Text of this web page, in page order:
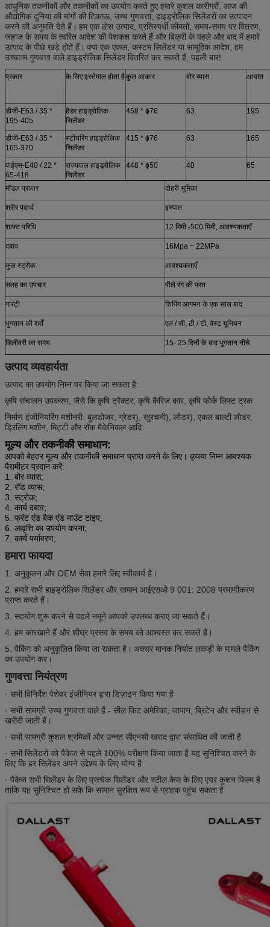
आधुनिक तकनीकों और तकनीकों का उपयोग करते हुए हमारे कुशल कारीगरों, आज की
औद्योगिक दुनिया की मांगों की टिकाऊ, उच्च गुणवत्ता, हाइड्रोलिक सिलेंडरों का उत्पादन
करने की अनुमति देते हैं। हम एक ठोस उत्पाद, प्रतिस्पर्धी कीमतों, समय-समय पर वितरण,
जहाज के समय के त्वरित आदेश की पेशकश करते हैं और बिक्री के पहले और बाद में हमारे
उत्पाद के पीछे खड़े होते हैं। क्या एक एकल, कस्टम सिलेंडर या सामूहिक आदेश, हम
उच्चतम गुणवत्ता वाले हाइड्रोलिक सिलेंडर वितरित कर सकते हैं, पहली बार!
प्रकार के लिए इस्तेमाल होता हैकुल आकार बोर व्यास आघात
डीजी-E63 / 35 *
195-405
हैडर हाइड्रोलिक
सिलेंडर
458 * ɸ76 63 195
डीजी-E63 / 35 *
165-370
स्टीयरिंग हाइड्रोलिक
सिलेंडर
415 * ɸ76 63 165
वाईएस-E40 / 22 * ​​
65-418
राज्यपाल हाइड्रोलिक
सिलेंडर
448 * ɸ50 40 65
मॉडल प्रकार दोहरी भूमिका
शरीर पदार्थ इस्पात
शाफ्ट परिधि 12 मिमी -500 मिमी, आवश्यकताएँ
दबाव 16Mpa ~ 22MPa
कुल स्ट्रोक आवश्यकताएँ
सतह का उपचार पीले रंग की परत
गारंटी शिपिंग आगमन के एक साल बाद
भुगतान की शर्तें एल / सी, टी / टी, वेस्ट यूनियन
डिलीवरी का समय 15- 25 दिनों के बाद भुगतान नीचे
उत्पाद व्यवहार्यता
उत्पाद का उपयोग निम्न पर किया जा सकता है:
कृषि संचालन उपकरण, जैसे कि कृषि ट्रैक्टर, कृषि कैरिज कार, कृषि फोर्क लिफ्ट ट्रक
निर्माण इंजीनियरिंग मशीनरी: बुलडोजर, ग्रेडर), खुरचनी), लोडर), एकल बाल्टी लोडर,
ड्रिलिंग मशीन, मिट्टी और रॉक मैकेनिकल आदि
मूल्य और तकनीकी समाधान:
आपको बेहतर मूल्य और तकनीकी समाधान प्राप्त करने के लिए। कृपया निम्न आवश्यक
पैरामीटर प्रदान करें:
1. बोर व्यास;
2. रॉड व्यास;
3. स्ट्रोक;
4. कार्य दबाव;
5. फ्रंट एंड बैक एंड माउंट टाइप;
6. आवृत्ति का उपयोग करना;
7. कार्य पर्यावरण;
हमारा फायदा
1. अनुकूलन और OEM सेवा हमारे लिए स्वीकार्य है।
2. हमारे सभी हाइड्रोलिक सिलेंडर और सामान आईएसओ 9 001: 2008 प्रमाणीकरण
प्राप्त करते हैं।
3. सहयोग शुरू करने से पहले नमूने आपको उपलब्ध कराए जा सकते हैं।
4. हम कारखाने हैं और शीघ्र प्रसव के समय को आश्वस्त कर सकते हैं।
5. पैकिंग को अनुकूलित किया जा सकता है। अक्सर मानक निर्यात लकड़ी के मामले पैकिंग
का उपयोग कर।
गुणवत्ता नियंत्रण
· सभी विनिर्देश पेशेवर इंजीनियर द्वारा डिज़ाइन किया गया है
· सभी सामग्री उच्च गुणवत्ता वाले हैं - सील किट अमेरिका, जापान, ब्रिटेन और स्वीडन से
खरीदी जाती हैं।
· सभी सामग्री कुशल श्रमिकों और उन्नत सीएनसी खराद द्वारा संसाधित की जाती है
· सभी सिलेंडरों को पैकेज से पहले 100% परीक्षण किया जाता है यह सुनिश्चित करने के
लिए कि हर सिलेंडर अपने उद्देश्य के लिए योग्य है
· पैकेज सभी सिलेंडर के लिए प्रत्येक सिलेंडर और स्टील केस के लिए एयर कुशन फिल्म है
ताकि यह सुनिश्चित हो सके कि सामान सुरक्षित रूप से ग्राहक पहुंच सकता है